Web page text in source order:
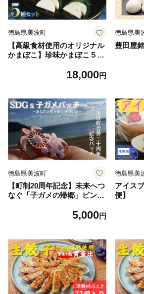
徳島県美波町
【高級食材使用のオリジナル
かまぼこ】珍味かまぼこ５種
18,000円
徳島県美
豊田屋
徳島県美波町
【町制20周年記念】未来へつ
なぐ「子ガメの帰郷」ピンバ
5,000円
徳島県美
アイス
便】